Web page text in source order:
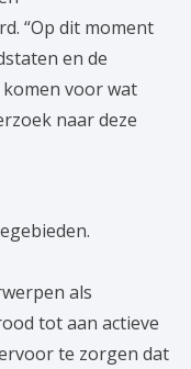
“Op dit moment
en de
voor wat
naar deze
als
tot aan actieve
te zorgen dat